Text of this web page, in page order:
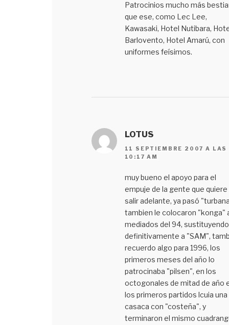
Patrocinios mucho más
que ese, como Lec Lee,
Kawasaki, Hotel Nutibara,
Barlovento, Hotel Amarú, con
uniformes feísimos.
LOTUS
11 SEPTIEMBRE 2007 A LAS
10:17 AM
muy bueno el apoyo para el
empuje de la gente que quiere
salir adelante, ya pasó
tambien le colocaron "konga"
mediados del 94, sustituyendo
definitivamente a "SAM",
recuerdo algo para 1996, los
primeros meses del año lo
patrocinaba "pilsen", en los
octogonales de mitad de año
los primeros partidos lcuia una
casaca con "costeña", y
terminaron el mismo